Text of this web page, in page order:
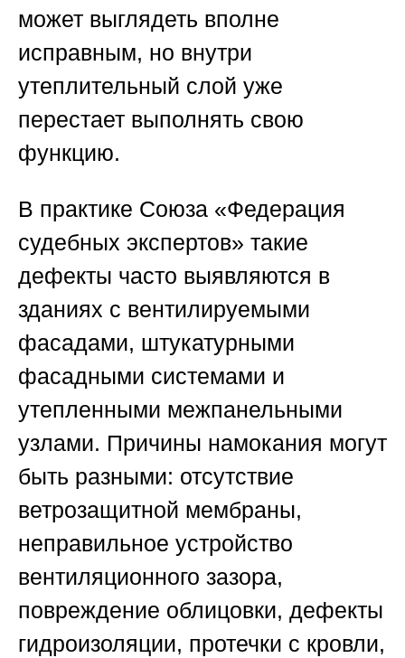
может выглядеть вполне
исправным, но внутри
утеплительный слой уже
перестает выполнять свою
функцию.
В практике Союза «Федерация
судебных экспертов» такие
дефекты часто выявляются в
зданиях с вентилируемыми
фасадами, штукатурными
фасадными системами и
утепленными межпанельными
узлами. Причины намокания могут
быть разными: отсутствие
ветрозащитной мембраны,
неправильное устройство
вентиляционного зазора,
повреждение облицовки, дефекты
гидроизоляции, протечки с кровли,